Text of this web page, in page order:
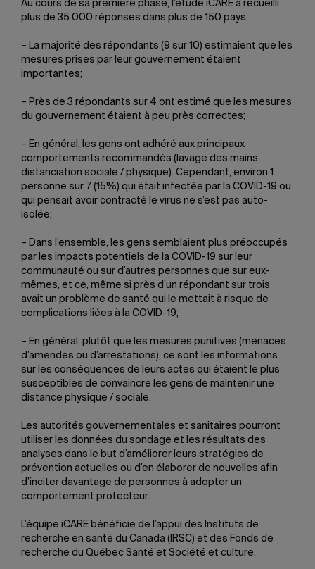
Au cours de sa première phase, l’étude iCARE a recueilli
plus de 35 000 réponses dans plus de 150 pays.
– La majorité des répondants (9 sur 10) estimaient que les
mesures prises par leur gouvernement étaient
importantes;
– Près de 3 répondants sur 4 ont estimé que les mesures
du gouvernement étaient à peu près correctes;
– En général, les gens ont adhéré aux principaux
comportements recommandés (lavage des mains,
distanciation sociale / physique). Cependant, environ 1
personne sur 7 (15%) qui était infectée par la COVID-19 ou
qui pensait avoir contracté le virus ne s’est pas auto-
isolée;
– Dans l’ensemble, les gens semblaient plus préoccupés
par les impacts potentiels de la COVID-19 sur leur
communauté ou sur d’autres personnes que sur eux-
mêmes, et ce, même si près d’un répondant sur trois
avait un problème de santé qui le mettait à risque de
complications liées à la COVID-19;
– En général, plutôt que les mesures punitives (menaces
d’amendes ou d’arrestations), ce sont les informations
sur les conséquences de leurs actes qui étaient le plus
susceptibles de convaincre les gens de maintenir une
distance physique / sociale.
Les autorités gouvernementales et sanitaires pourront
utiliser les données du sondage et les résultats des
analyses dans le but d’améliorer leurs stratégies de
prévention actuelles ou d’en élaborer de nouvelles afin
d’inciter davantage de personnes à adopter un
comportement protecteur.
L’équipe iCARE bénéficie de l’appui des Instituts de
recherche en santé du Canada (IRSC) et des Fonds de
recherche du Québec Santé et Société et culture.